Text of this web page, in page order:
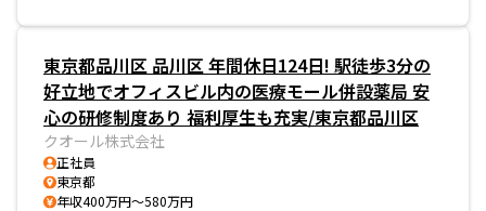
東京都品川区 品川区 年間休日124日! 駅徒歩3分の
好立地でオフィスビル内の医療モール併設薬局 安
心の研修制度あり 福利厚生も充実/東京都品川区
クオール株式会社
正社員
東京都
年収400万円～580万円